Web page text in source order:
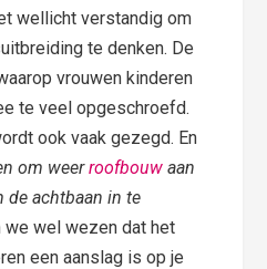
wellicht verstandig om
te denken. De
vrouwen kinderen
te veel opgeschroefd.
ook vaak gezegd. En
om weerroofbouw aan
de achtbaan in te
we wel wezen dat het
een aanslag is op je